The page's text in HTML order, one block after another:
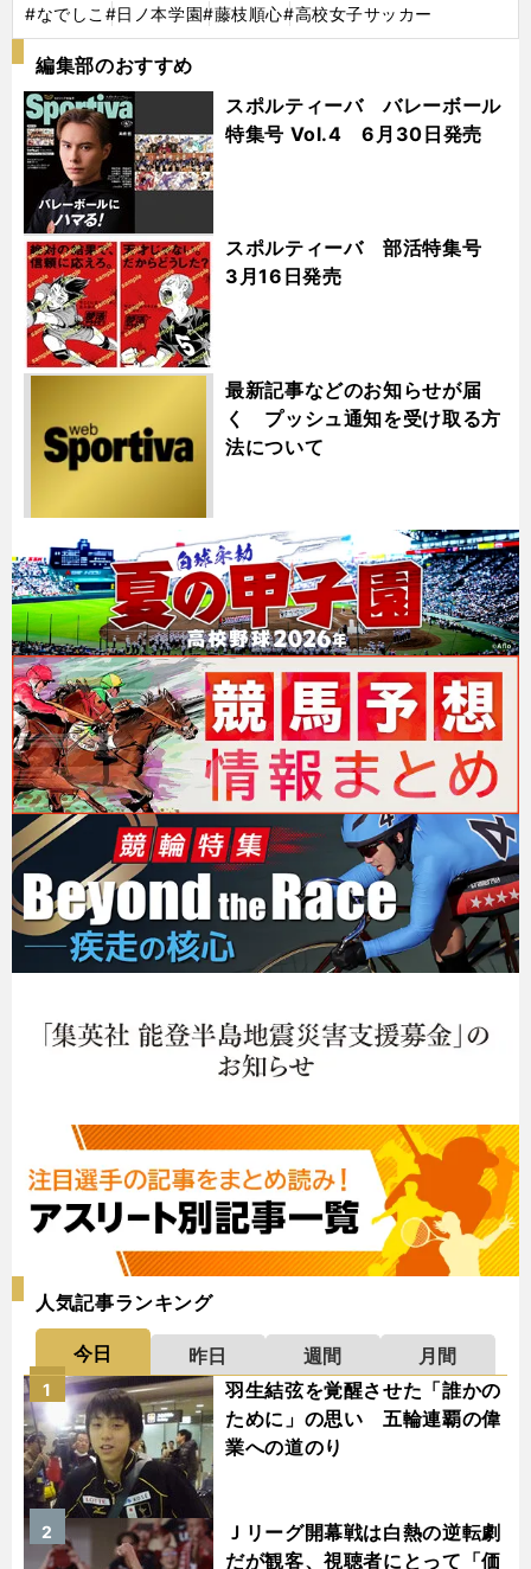
#なでしこ #日ノ本学園#藤枝順心#高校女子サッカー
編集部のおすすめ
スポルティーバ バレーボール
特集号 Vol.4 6月30日発売
スポルティーバ 部活特集号
3月16日発売
最新記事などのお知らせが届
く プッシュ通知を受け取る方
法について
人気記事ランキング
今日 昨日 週間
月間
羽生結弦を覚醒させた「誰かの
ために」の思い 五輪連覇の偉
業への道のり
1
Ｊリーグ開幕戦は白熱の逆転劇
だが観客、視聴者にとって「価
2